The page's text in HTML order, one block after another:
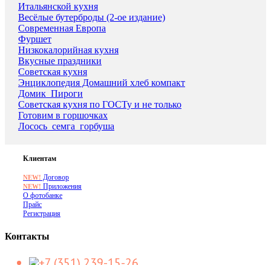
Итальянской кухня
Весёлые бутерброды (2-ое издание)
Современная Европа
Фуршет
Низкокалорийная кухня
Вкусные праздники
Советская кухня
Энциклопедия Домашний хлеб компакт
Домик_Пироги
Советская кухня по ГОСТу и не только
Готовим в горшочках
Лосось_семга_горбуша
Клиентам
NEW! Договор
NEW! Приложения
О фотобанке
Прайс
Регистрация
Контакты